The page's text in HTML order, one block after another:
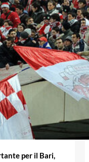
per il Bari,